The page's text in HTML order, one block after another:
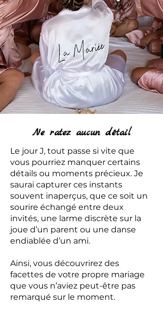
Ne ratez aucun détail
Le jour J, tout passe si vite que
vous pourriez manquer certains
détails ou moments précieux. Je
saurai capturer ces instants
souvent inaperçus, que ce soit un
sourire échangé entre deux
invités, une larme discrète sur la
joue d’un parent ou une danse
endiablée d’un ami.
Ainsi, vous découvrirez des
facettes de votre propre mariage
que vous n’aviez peut-être pas
remarqué sur le moment.